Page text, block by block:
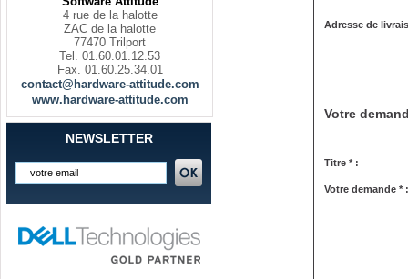
4 rue de la halotte
ZAC de la halotte
77470 Trilport
Tel. 01.60.01.12.53
Fax. 01.60.25.34.01
contact@hardware-attitude.com
www.hardware-attitude.com
NEWSLETTER
Adresse de
Votre
Titre * :
Votre demande * :